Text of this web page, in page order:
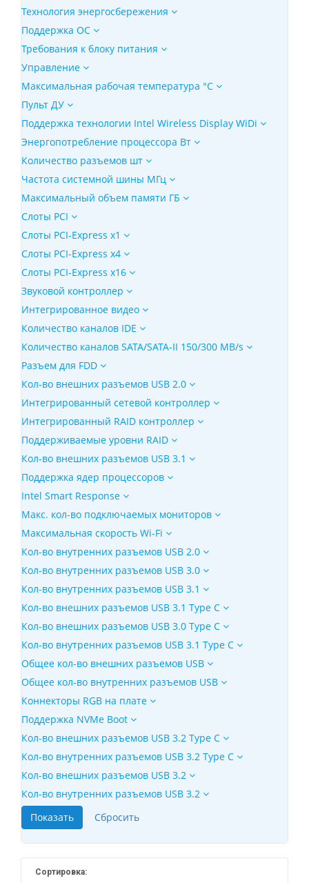
Технология энергосбережения
Поддержка ОС
Требования к блоку питания
Управление
Максимальная рабочая температура °C
Пульт ДУ
Поддержка технологии Intel Wireless Display WiDi
Энергопотребление процессора Вт
Количество разъемов шт
Частота системной шины МГц
Максимальный объем памяти ГБ
Слоты PCI
Слоты PCI-Express x1
Слоты PCI-Express x4
Слоты PCI-Express x16
Звуковой контроллер
Интегрированное видео
Количество каналов IDE
Количество каналов SATA/SATA-II 150/300 MB/s
Разъем для FDD
Кол-во внешних разъемов USB 2.0
Интегрированный сетевой контроллер
Интегрированный RAID контроллер
Поддерживаемые уровни RAID
Кол-во внешних разъемов USB 3.1
Поддержка ядер процессоров
Intel Smart Response
Макс. кол-во подключаемых мониторов
Максимальная скорость Wi-Fi
Кол-во внутренних разъемов USB 2.0
Кол-во внутренних разъемов USB 3.0
Кол-во внутренних разъемов USB 3.1
Кол-во внешних разъемов USB 3.1 Type C
Кол-во внешних разъемов USB 3.0 Type C
Кол-во внутренних разъемов USB 3.1 Type C
Общее кол-во внешних разъемов USB
Общее кол-во внутренних разъемов USB
Коннекторы RGB на плате
Поддержка NVMe Boot
Кол-во внешних разъемов USB 3.2 Type C
Кол-во внутренних разъемов USB 3.2 Type C
Кол-во внешних разъемов USB 3.2
Кол-во внутренних разъемов USB 3.2
Сортировка: